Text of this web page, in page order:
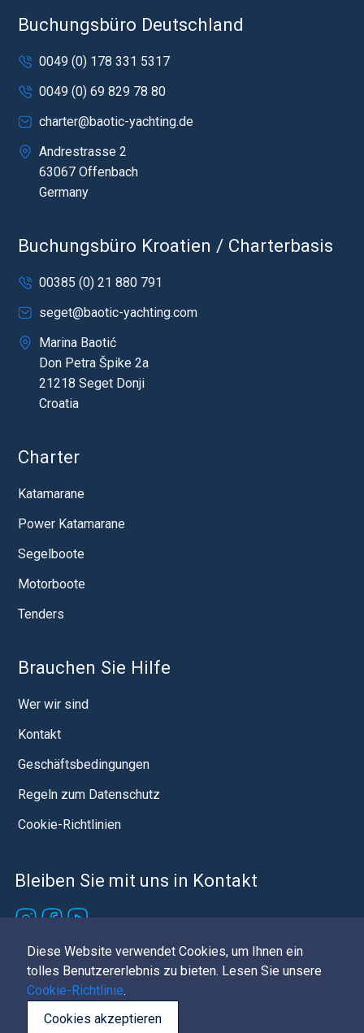
Buchungsbüro Deutschland
0049 (0) 178 331 5317
0049 (0) 69 829 78 80
charter@baotic-yachting.de
Andrestrasse 2
63067 Offenbach
Germany
Buchungsbüro Kroatien / Charterbasis
00385 (0) 21 880 791
seget@baotic-yachting.com
Marina Baotić
Don Petra Špike 2a
21218 Seget Donji
Croatia
Charter
Katamarane
Power Katamarane
Segelboote
Motorboote
Tenders
Brauchen Sie Hilfe
Wer wir sind
Kontakt
Geschäftsbedingungen
Regeln zum Datenschutz
Cookie-Richtlinien
Bleiben Sie mit uns in Kontakt
© Baotić 2023-2026 All rights reserved
Diese Website verwendet Cookies, um Ihnen ein
tolles Benutzererlebnis zu bieten. Lesen Sie unsere
Cookie-Richtlinie.
Cookies akzeptieren